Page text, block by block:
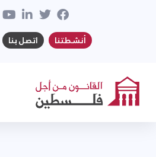
أنشطتنا اتصل بنا